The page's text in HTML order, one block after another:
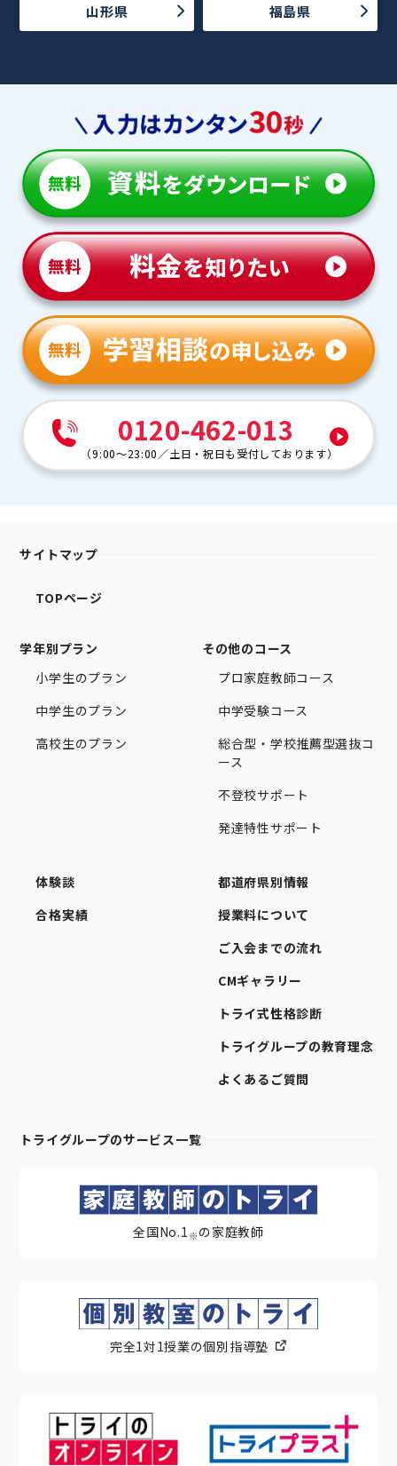
山形県 福島県
0120-462-013
（9:00～23:00 ／土日・祝日も受付しております）
サイトマップ
TOPページ
学年別プラン
小学生のプラン
中学生のプラン
高校生のプラン
その他のコース
プロ家庭教師コース
中学受験コース
総合型・学校推薦型選抜コ
ース
不登校サポート
発達特性サポート
体験談
合格実績
都道府県別情報
授業料について
ご入会までの流れ
CMギャラリー
トライ式性格診断
トライグループの教育理念
よくあるご質問
トライグループのサービス一覧
全国No.1 ※ の家庭教師
完全1対1授業の個別指導塾